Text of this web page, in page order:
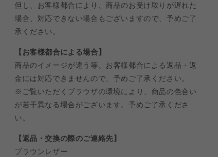
但し、お客様都合により、商品のお受け取りが遅れた
場合、対応できない場合もございますので、予めご了
承ください。
【お客様都合による場合】
商品のイメージが違う等、お客様都合による返品・返
金には対応できませんので、予めご了承ください。
※ご覧いただくブラウザの環境により、商品の色合い
が若干異なる場合がございます。予めご了承くださ
い。
【返品・交換の際のご連絡先】
ブラウンレザー